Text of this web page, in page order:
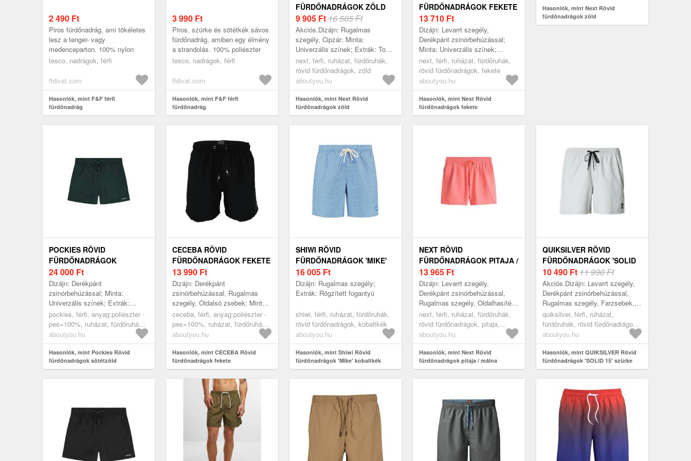
2 490 Ft
Piros fürdőnadrág, ami tökéletes
lesz a tenger- vagy
medenceparton. 100% nylon
tesco, nadrágok, férfi
ffdivat.com
Hasonlók, mint F&F férfi
fürdőnadrág
3 990 Ft
Piros, szürke és sötétkék sávos
fürdőnadrág, amiben egy élmény
a strandolás. 100% poliészter
tesco, nadrágok, férfi
ffdivat.com
Hasonlók, mint F&F férfi
fürdőnadrág
FÜRDŐNADRÁGOK ZÖLD
9 905 Ft16 505 Ft
Akciós.Dizájn: Rugalmas
szegély, Cipzár; Minta:
Univerzális színek; Extrák: Ton
inTon tűzések
next, férfi, ruházat, fürdőruhák,
rövid fürdőnadrágok, zöld
aboutyou.hu
Hasonlók, mint Next Rövid
fürdőnadrágok zöld
FÜRDŐNADRÁGOK FEKETE
13 710 Ft
Dizájn: Levarrt szegély,
Derékpánt zsinórbehúzással;
Minta: Univerzális színek;
Extrák: Lágy fogantyú,
Sejtszerkezet
next, férfi, ruházat, fürdőruhák,
rövid fürdőnadrágok, fekete
aboutyou.hu
Hasonlók, mint Next Rövid
fürdőnadrágok fekete
Hasonlók, mint Next Rövid
fürdőnadrágok zöld
POCKIES RÖVID
FÜRDŐNADRÁGOK
SÖTÉTZÖLD
24 000 Ft
Dizájn: Derékpánt
zsinórbehúzással; Minta:
Univerzális színek; Extrák:
Címke nyomtatás
pockies, férfi, anyag:poliészter -
pes=100%, ruházat, fürdőruhák,
rövid fürdőnadrágok, sötétzöld
aboutyou.hu
Hasonlók, mint Pockies Rövid
fürdőnadrágok sötétzöld
CECEBA RÖVID
FÜRDŐNADRÁGOK FEKETE
13 990 Ft
Dizájn: Derékpánt
zsinórbehúzással, Rugalmas
szegély, Oldalsó zsebek; Minta:
Univerzális színek; Extrák:
Címkedarab/címkezászló,
Könnyű anyag, Fém ...
ceceba, férfi, anyag:poliészter -
pes=100%, ruházat, fürdőruhák,
rövid fürdőnadrágok, fekete
aboutyou.hu
Hasonlók, mint CECEBA Rövid
fürdőnadrágok fekete
SHIWI RÖVID
FÜRDŐNADRÁGOK 'MIKE'
KOBALTKÉK
16 005 Ft
Dizájn: Rugalmas szegély;
Extrák: Rögzített fogantyú
shiwi, férfi, ruházat, fürdőruhák,
rövid fürdőnadrágok, kobaltkék
aboutyou.hu
Hasonlók, mint Shiwi Rövid
fürdőnadrágok 'Mike' kobaltkék
NEXT RÖVID
FÜRDŐNADRÁGOK PITAJA /
MÁLNA
13 965 Ft
Dizájn: Levarrt szegély,
Derékpánt zsinórbehúzással,
Rugalmas szegély, Oldalhasíték,
Oldalsó zsebek; Minta: Csíkos;
Extrák: All over minta, Könnyű ...
next, férfi, ruházat, fürdőruhák,
rövid fürdőnadrágok, pitaja,
málna
aboutyou.hu
Hasonlók, mint Next Rövid
fürdőnadrágok pitaja / málna
QUIKSILVER RÖVID
FÜRDŐNADRÁGOK 'SOLID
15' SZÜRKE
10 490 Ft11 990 Ft
Akciós.Dizájn: Levarrt szegély,
Derékpánt zsinórbehúzással,
Rugalmas szegély, Farzsebek,
Oldalsó zsebek; Minta:
Univerzális színek; Extrák:
Címkedarab/cím...
quiksilver, férfi, ruházat,
fürdőruhák, rövid fürdőnadrágok,
szürke
aboutyou.hu
Hasonlók, mint QUIKSILVER Rövid
fürdőnadrágok 'SOLID 15' szürke